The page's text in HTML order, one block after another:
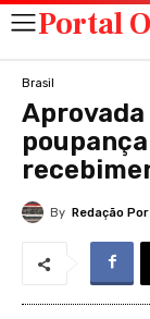
Portal
Brasil
Aprovada
By Redação